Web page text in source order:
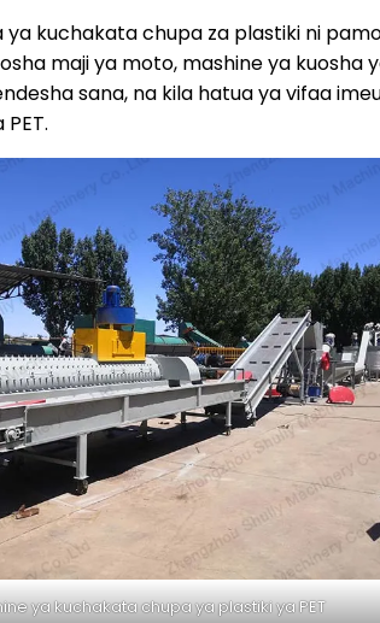
ya kuchakata chupa za plastiki ni
maji ya moto, mashine ya
sana, na kila hatua ya vifaa
ya kuchakata chupa ya plastiki ya PET